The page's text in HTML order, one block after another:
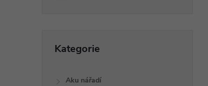
kategorie
Kategorie
Aku nářadí